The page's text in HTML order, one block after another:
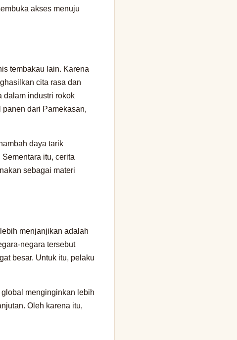
akses menuju
tembakau lain. Karena
cita rasa dan
dalam industri rokok
panen dari Pamekasan,
daya tarik
itu, cerita
sebagai materi
menjanjikan adalah
negara tersebut
besar. Untuk itu, pelaku
menginginkan lebih
Oleh karena itu,